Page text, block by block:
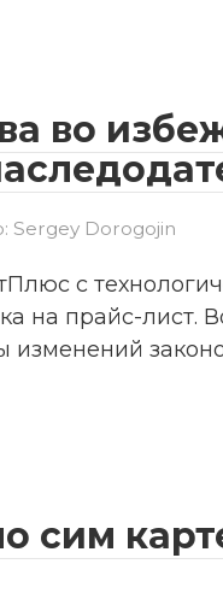
во
Sergey Dorogojin
с
на прайс-лист.
сим